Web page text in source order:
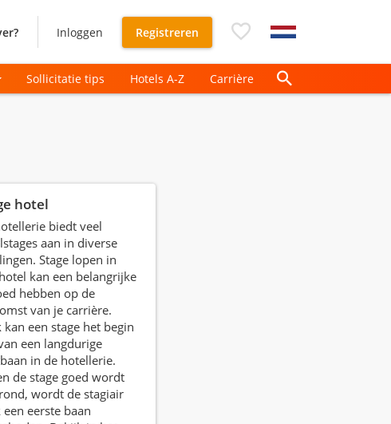
Inloggen Registreren
Sollicitatie tips Hotels A-Z Carrière
hotel
biedt veel
aan in diverse
Stage lopen in
kan een belangrijke
hebben op de
van je carrière.
kan een stage het begin
een langdurige
in de hotellerie.
de stage goed wordt
wordt de stagiair
een eerste baan